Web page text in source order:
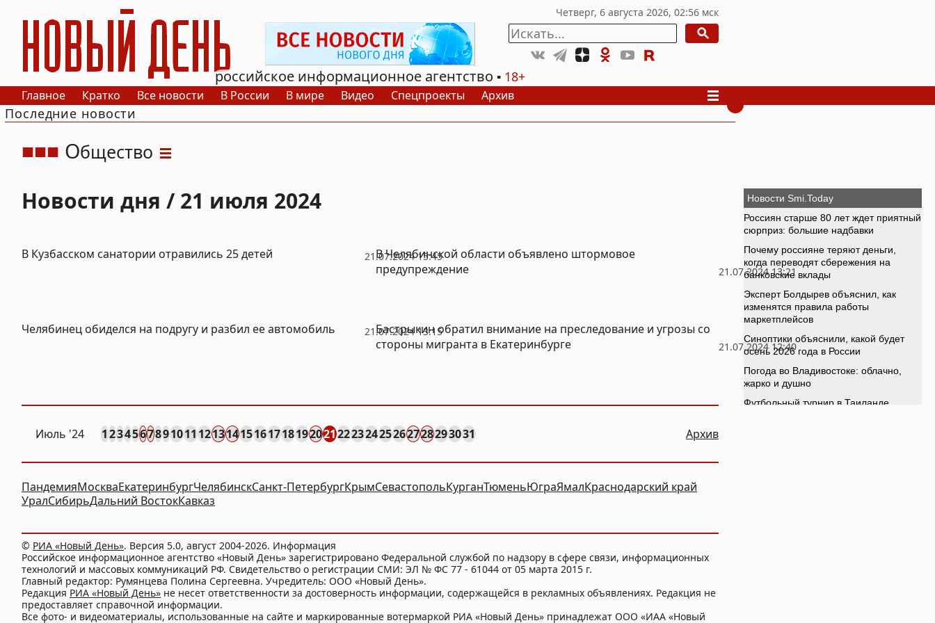
РИА Новый День
российское информационное агентство
18+
Главное Кратко Все новости В России В мире Видео Спецпроекты Архив
Последние новости
Общество
Новости дня / 21 июля 2024
21.07.2024 15:45
В Кузбасском санатории отравились 25 детей
21.07.2024 13:21
В Челябинской области объявлено штормовое
предупреждение
21.07.2024 13:15
Челябинец обиделся на подругу и разбил ее автомобиль
21.07.2024 12:40
Бастрыкин обратил внимание на преследование и угрозы со
стороны мигранта в Екатеринбурге
Июль '24 12345678910111213141516171819202122232425262728293031 Архив
ПандемияМоскваЕкатеринбургЧелябинскСанкт-ПетербургКрымСевастопольКурганТюменьЮграЯмалКраснодарский край
УралСибирьДальний ВостокКавказ
© РИА «Новый День». Версия 5.0, август 2004-2026. Информация
Российское информационное агентство «Новый День» зарегистрировано Федеральной службой по надзору в сфере связи, информационных
технологий и массовых коммуникаций РФ. Свидетельство о регистрации СМИ: ЭЛ № ФС 77 - 61044 от 05 марта 2015 г.
Главный редактор: Румянцева Полина Сергеевна. Учредитель: ООО «Новый День».
Редакция РИА «Новый День» не несет ответственности за достоверность информации, содержащейся в рекламных объявлениях. Редакция не
предоставляет справочной информации.
Все фото- и видеоматериалы, использованные на сайте и маркированные вотермаркой РИА «Новый День» принадлежат ООО «ИАА «Новый